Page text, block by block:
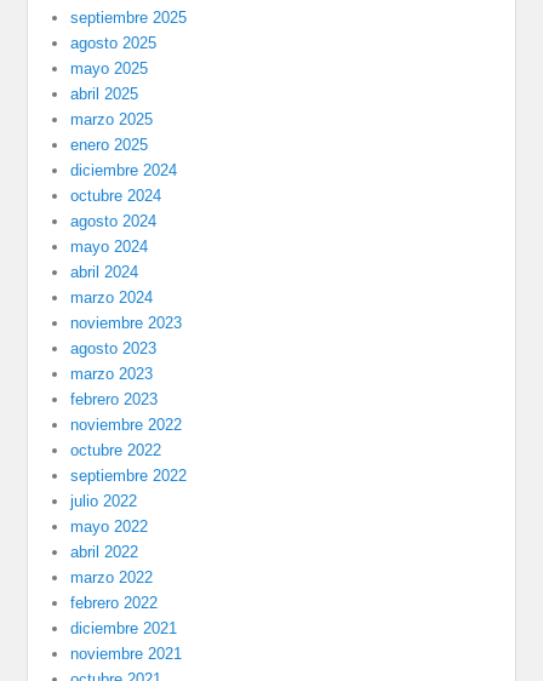
septiembre 2025
agosto 2025
mayo 2025
abril 2025
marzo 2025
enero 2025
diciembre 2024
octubre 2024
agosto 2024
mayo 2024
abril 2024
marzo 2024
noviembre 2023
agosto 2023
marzo 2023
febrero 2023
noviembre 2022
octubre 2022
septiembre 2022
julio 2022
mayo 2022
abril 2022
marzo 2022
febrero 2022
diciembre 2021
noviembre 2021